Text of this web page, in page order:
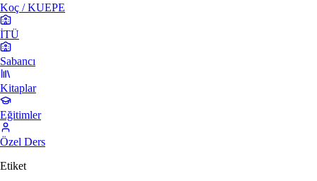
Koç / KUEPE
İTÜ
Sabancı
Kitaplar
Eğitimler
Özel Ders
Etiket